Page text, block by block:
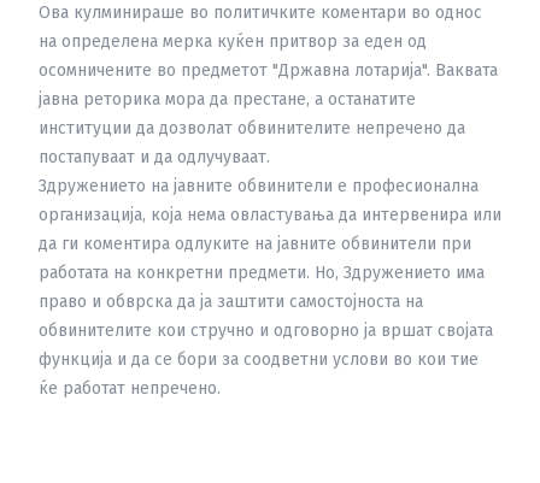
Ова кулминираше во политичките коментари во однос
на определена мерка куќен притвор за еден од
осомничените во предметот "Државна лотарија". Ваквата
јавна реторика мора да престане, а останатите
институции да дозволат обвинителите непречено да
постапуваат и да одлучуваат.
Здружението на јавните обвинители е професионална
организација, која нема овластувања да интервенира или
да ги коментира одлуките на јавните обвинители при
работата на конкретни предмети. Но, Здружението има
право и обврска да ја заштити самостојноста на
обвинителите кои стручно и одговорно ја вршат својата
функција и да се бори за соодветни услови во кои тие
ќе работат непречено.